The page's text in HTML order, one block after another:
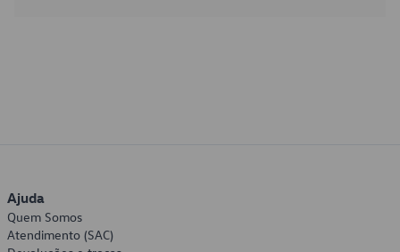
Ajuda
Quem Somos
Atendimento (SAC)